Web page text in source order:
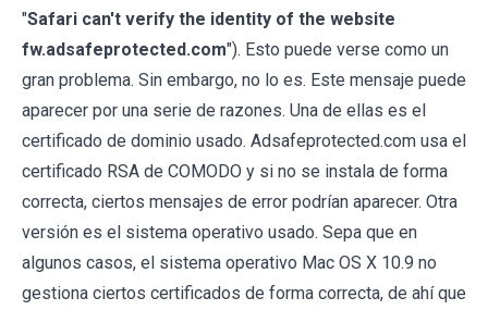
"Safari can't verify the identity of the website
fw.adsafeprotected.com"). Esto puede verse como un
gran problema. Sin embargo, no lo es. Este mensaje puede
aparecer por una serie de razones. Una de ellas es el
certificado de dominio usado. Adsafeprotected.com usa el
certificado RSA de COMODO y si no se instala de forma
correcta, ciertos mensajes de error podrían aparecer. Otra
versión es el sistema operativo usado. Sepa que en
algunos casos, el sistema operativo Mac OS X 10.9 no
gestiona ciertos certificados de forma correcta, de ahí que